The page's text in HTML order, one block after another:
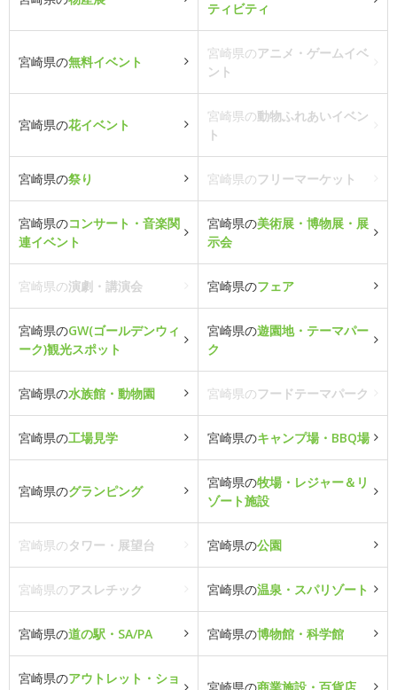
ティビティ
宮崎県の無料イベント
宮崎県のアニメ・ゲームイベ
ント
宮崎県の花イベント
宮崎県の動物ふれあいイベン
ト
宮崎県の祭り 宮崎県のフリーマーケット
宮崎県のコンサート・音楽関
連イベント
宮崎県の美術展・博物展・展
示会
宮崎県の演劇・講演会 宮崎県のフェア
宮崎県のGW(ゴールデンウィ
ーク)観光スポット
宮崎県の遊園地・テーマパー
ク
宮崎県の水族館・動物園 宮崎県のフードテーマパーク
宮崎県の工場見学 宮崎県のキャンプ場・BBQ場
宮崎県のグランピング
宮崎県の牧場・レジャー＆リ
ゾート施設
宮崎県のタワー・展望台 宮崎県の公園
宮崎県のアスレチック 宮崎県の温泉・スパリゾート
宮崎県の道の駅・SA/PA 宮崎県の博物館・科学館
宮崎県のアウトレット・ショ